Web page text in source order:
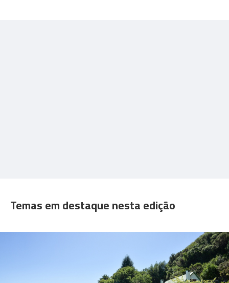
Temas em destaque nesta edição